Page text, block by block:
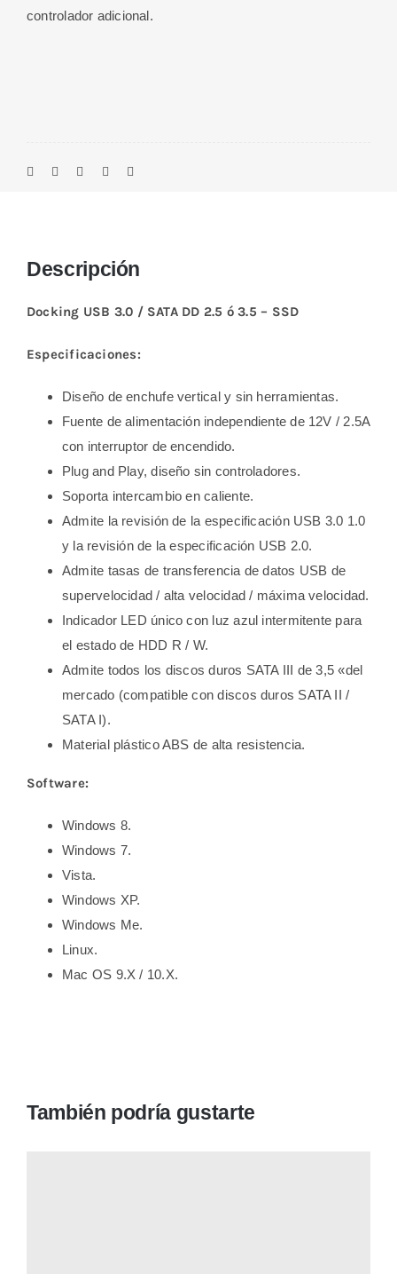
controlador adicional.
Descripción
Docking USB 3.0 / SATA DD 2.5 ó 3.5 – SSD
Especificaciones:
Diseño de enchufe vertical y sin herramientas.
Fuente de alimentación independiente de 12V / 2.5A
con interruptor de encendido.
Plug and Play, diseño sin controladores.
Soporta intercambio en caliente.
Admite la revisión de la especificación USB 3.0 1.0
y la revisión de la especificación USB 2.0.
Admite tasas de transferencia de datos USB de
supervelocidad / alta velocidad / máxima velocidad.
Indicador LED único con luz azul intermitente para
el estado de HDD R / W.
Admite todos los discos duros SATA III de 3,5 «del
mercado (compatible con discos duros SATA II /
SATA I).
Material plástico ABS de alta resistencia.
Software:
Windows 8.
Windows 7.
Vista.
Windows XP.
Windows Me.
Linux.
Mac OS 9.X / 10.X.
También podría gustarte